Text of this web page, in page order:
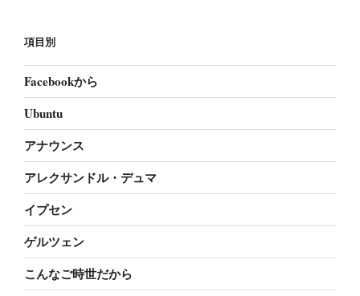
項目別
Facebookから
Ubuntu
アナウンス
アレクサンドル・デュマ
イプセン
ゲルツェン
こんなご時世だから